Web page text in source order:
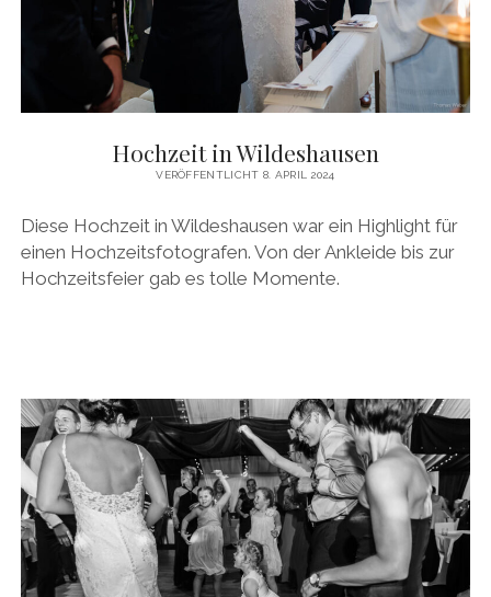
Hochzeit in Wildeshausen
VERÖFFENTLICHT 8. APRIL 2024
Diese Hochzeit in Wildeshausen war ein Highlight für
einen Hochzeitsfotografen. Von der Ankleide bis zur
Hochzeitsfeier gab es tolle Momente.